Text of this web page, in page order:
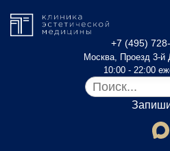
+7 (495)
Москва, Проезд 3-й
10:00 - 22:00